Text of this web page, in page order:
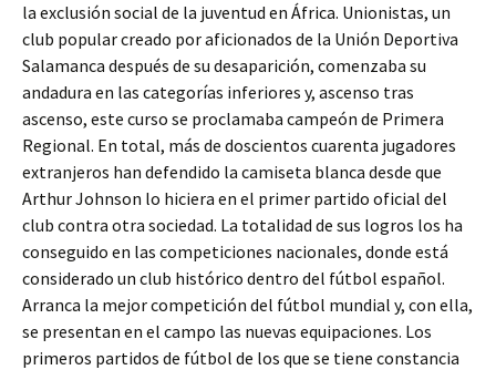
la exclusión social de la juventud en África. Unionistas, un
club popular creado por aficionados de la Unión Deportiva
Salamanca después de su desaparición, comenzaba su
andadura en las categorías inferiores y, ascenso tras
ascenso, este curso se proclamaba campeón de Primera
Regional. En total, más de doscientos cuarenta jugadores
extranjeros han defendido la camiseta blanca desde que
Arthur Johnson lo hiciera en el primer partido oficial del
club contra otra sociedad. La totalidad de sus logros los ha
conseguido en las competiciones nacionales, donde está
considerado un club histórico dentro del fútbol español.
Arranca la mejor competición del fútbol mundial y, con ella,
se presentan en el campo las nuevas equipaciones. Los
primeros partidos de fútbol de los que se tiene constancia